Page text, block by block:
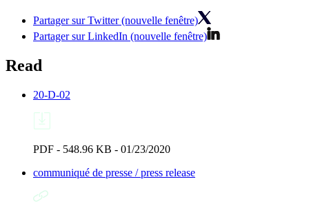
Partager sur Twitter (nouvelle fenêtre)
Partager sur LinkedIn (nouvelle fenêtre)
Read
20-D-02
PDF - 548.96 KB - 01/23/2020
communiqué de presse / press release